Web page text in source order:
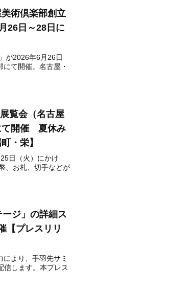
術倶楽部創立
26日～28日に
が2026年6月26日
て開催。名古屋・
覧会（名古屋
て開催 夏休み
・栄】
日（火）にかけ
、お札、切手などが
ジ」の詳細ス
【プレスリリ
より、手羽先サミ
信します。本プレス